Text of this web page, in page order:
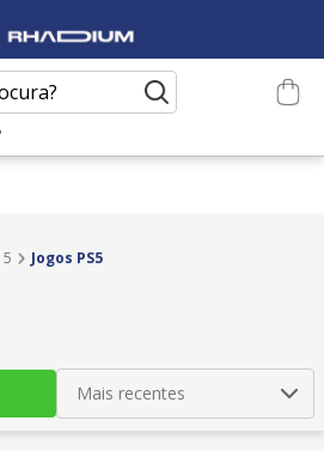
Jogos PS5
Mais recentes